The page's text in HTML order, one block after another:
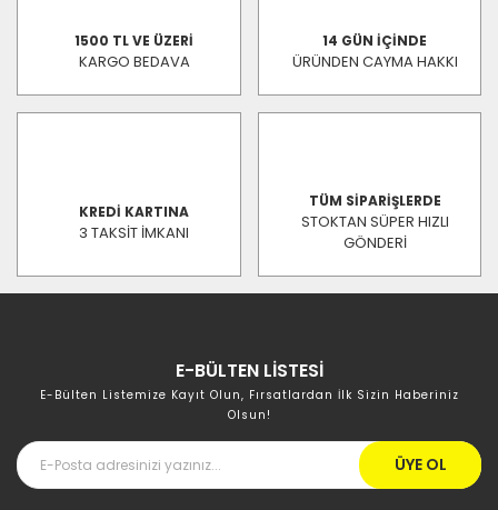
1500 TL VE ÜZERİ
KARGO BEDAVA
14 GÜN İÇİNDE
ÜRÜNDEN CAYMA HAKKI
KREDİ KARTINA
3 TAKSİT İMKANI
TÜM SİPARİŞLERDE
STOKTAN SÜPER HIZLI
GÖNDERİ
E-BÜLTEN LİSTESİ
E-Bülten Listemize Kayıt Olun, Fırsatlardan İlk Sizin Haberiniz
Olsun!
ÜYE OL